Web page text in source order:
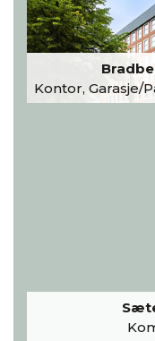
Kontor, Garasje/Parkering,